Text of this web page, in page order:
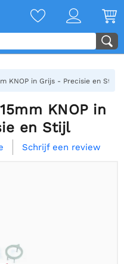
KNOP in Grijs - Precisie en Stijl
KNOP in
en Stijl
Schrijf een review